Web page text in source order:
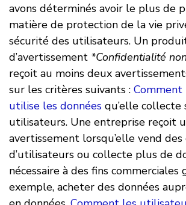
avons déterminés avoir le plus de
matière de protection de la vie
sécurité des utilisateurs. Un
d’avertissement *Confidentialité
reçoit au moins deux
sur les critères suivants : Comment
utilise les données qu’elle collecte
utilisateurs. Une entreprise reçoit
avertissement lorsqu’elle vend des
d’utilisateurs ou collecte plus de
nécessaire à des fins commerciales
exemple, acheter des données